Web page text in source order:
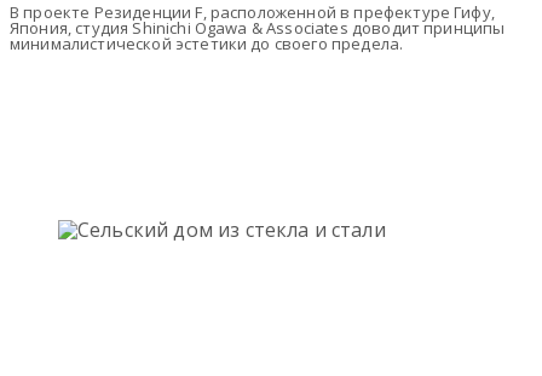
В проекте Резиденции F, расположенной в префектуре Гифу,
Япония, студия Shinichi Ogawa & Associates доводит принципы
минималистической эстетики до своего предела.